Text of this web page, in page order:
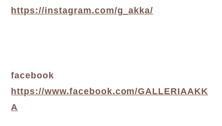
https://instagram.com/g_akka/
facebook
https://www.facebook.com/GALLERIAAKK
A